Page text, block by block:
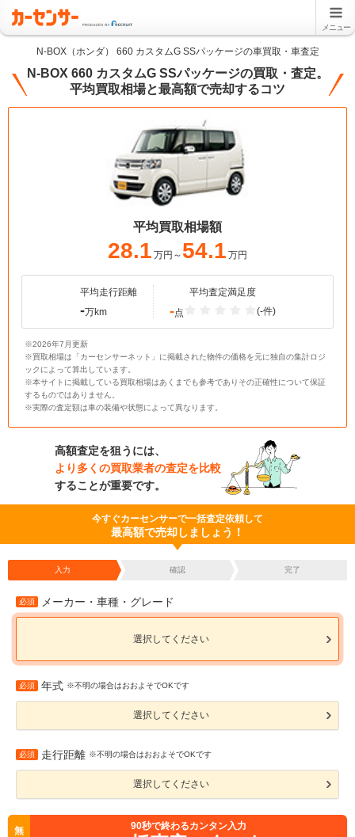
メニュー
N-BOX（ホンダ） 660 カスタムG SSパッケージの車買取・車査定
N-BOX 660 カスタムG SSパッケージの買取・査定。
平均買取相場と最高額で売却するコツ
平均買取相場額
28.1 万円～ 54.1 万円
平均走行距離
-万km
平均査定満足度
-点 (-件)
※2026年7月更新
※買取相場は「カーセンサーネット」に掲載された物件の価格を元に独自の集計ロジ
ックによって算出しています。
※本サイトに掲載している買取相場はあくまでも参考でありその正確性について保証
するものではありません。
※実際の査定額は車の装備や状態によって異なります。
高額査定を狙うには、
より多くの買取業者の査定を比較
することが重要です。
今すぐカーセンサーで一括査定依頼して
最高額で売却しましょう！
入力 確認 完了
必須 メーカー・車種・グレード
選択してください
必須 年式 ※不明の場合はおおよそでOKです
選択してください
必須 走行距離 ※不明の場合はおおよそでOKです
選択してください
無
90秒で終わるカンタン入力